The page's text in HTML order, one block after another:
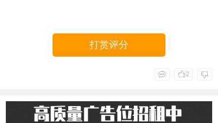
打赏评分
2